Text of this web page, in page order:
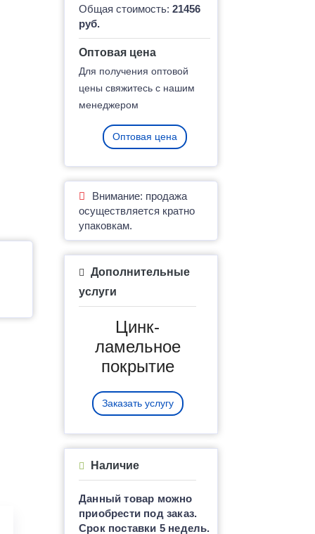
Общая стоимость: 21456
руб.
Оптовая цена
Для получения оптовой
цены свяжитесь с нашим
менеджером
Оптовая цена
Внимание: продажа
осуществляется кратно
упаковкам.
Дополнительные
услуги
Цинк-
ламельное
покрытие
Заказать услугу
Наличие
Данный товар можно
приобрести под заказ.
Срок поставки 5 недель.